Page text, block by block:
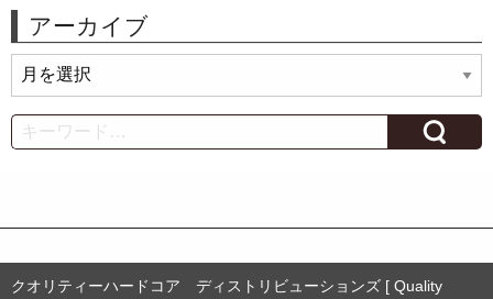
アーカイブ
ー
カ
イ
Search
クオリティーハードコア ディストリビューションズ [ Quality